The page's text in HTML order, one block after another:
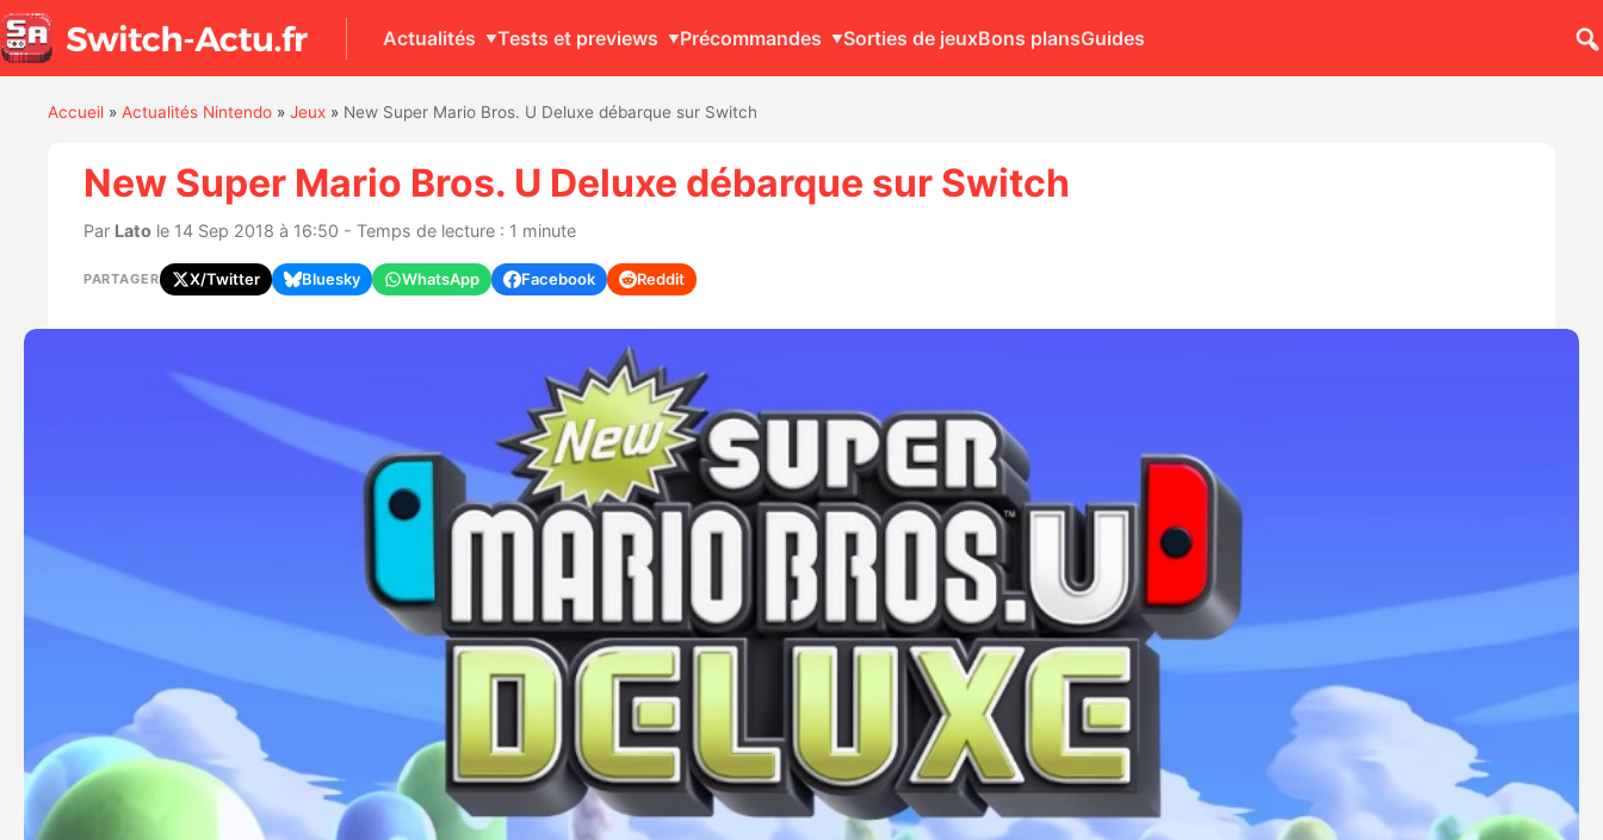
Actualités Tests et previews Précommandes Sorties de jeuxBons plansGuides
Accueil» Actualités Nintendo» Jeux» New Super Mario Bros. U Deluxe débarque sur Switch
New Super Mario Bros. U Deluxe débarque sur Switch
Par Latole 14 Sep 2018 à 16:50 - Temps de lecture : 1 minute
PARTAGER X/Twitter Bluesky WhatsApp Facebook Reddit